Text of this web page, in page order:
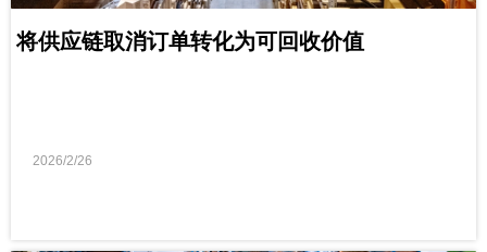
2026/2/26
将供应链取消订单转化为可回收价值